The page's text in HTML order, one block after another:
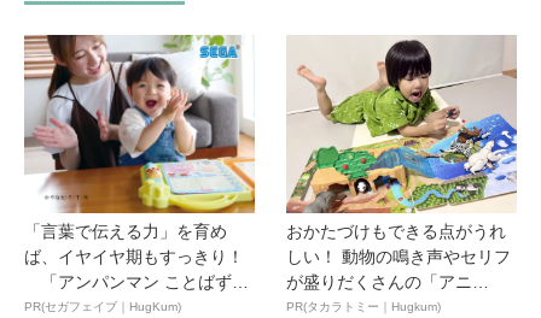
「言葉で伝える力」を育め
ば、イヤイヤ期もすっきり！
「アンパンマン ことばずか
ん...
PR(セガフェイブ｜HugKum)
おかたづけもできる点がうれ
しい！ 動物の鳴き声やセリフ
が盛りだくさんの「アニ
ア ...
PR(タカラトミー｜Hugkum)